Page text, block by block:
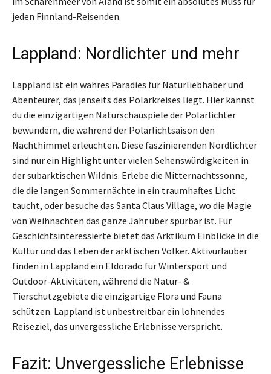
jeden Finnland-Reisenden.
Lappland: Nordlichter und mehr
Lappland ist ein wahres Paradies für Naturliebhaber und
Abenteurer, das jenseits des Polarkreises liegt. Hier kannst
du die einzigartigen Naturschauspiele der Polarlichter
bewundern, die während der Polarlichtsaison den
Nachthimmel erleuchten. Diese faszinierenden Nordlichter
sind nur ein Highlight unter vielen Sehenswürdigkeiten in
der subarktischen Wildnis. Erlebe die Mitternachtssonne,
die die langen Sommernächte in ein traumhaftes Licht
taucht, oder besuche das Santa Claus Village, wo die Magie
von Weihnachten das ganze Jahr über spürbar ist. Für
Geschichtsinteressierte bietet das Arktikum Einblicke in die
Kultur und das Leben der arktischen Völker. Aktivurlauber
finden in Lappland ein Eldorado für Wintersport und
Outdoor-Aktivitäten, während die Natur- &
Tierschutzgebiete die einzigartige Flora und Fauna
schützen. Lappland ist unbestreitbar ein lohnendes
Reiseziel, das unvergessliche Erlebnisse verspricht.
Fazit: Unvergessliche Erlebnisse